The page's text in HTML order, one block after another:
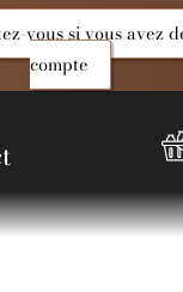
vous si vous avez
compte
Good
Epices